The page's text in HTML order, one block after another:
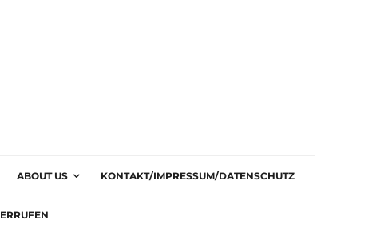
ABOUT US KONTAKT/IMPRESSUM/DATENSCHUTZ